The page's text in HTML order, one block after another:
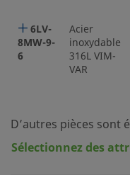
6LV-
8MW-9-
6
Acier
inoxydable
316L VIM-
VAR
D’autres pièces sont
Sélectionnez des